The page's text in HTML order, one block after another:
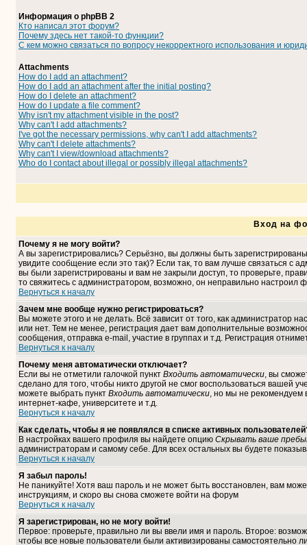
Информация о phpBB 2
Кто написал этот форум?
Почему здесь нет такой-то функции?
С кем можно связаться по вопросу некорректного использования и
Attachments
How do I add an attachment?
How do I add an attachment after the initial posting?
How do I delete an attachment?
How do I update a file comment?
Why isn't my attachment visible in the post?
Why can't I add attachments?
I've got the necessary permissions, why can't I add attachments?
Why can't I delete attachments?
Why can't I view/download attachments?
Who do I contact about illegal or possibly illegal attachments?
Вход на
Почему я не могу войти?
А вы зарегистрировались? Серьёзно, вы должны быть
увидите сообщение если это так)? Если так, то вам лучше связаться с
вы были зарегистрированы и вам не закрыли доступ, то проверьте,
то свяжитесь с администратором, возможно, он неправильно настроил
Вернуться к началу
Зачем мне вообще нужно регистрироваться?
Вы можете этого и не делать. Всё зависит от того, как
или нет. Тем не менее, регистрация дает вам дополнительные
сообщения, отправка e-mail, участие в группах и т.д. Регистрация
Вернуться к началу
Почему меня автоматически отключает?
Если вы не отметили галочкой пункт Входить автоматически, вы
сделано для того, чтобы никто другой не смог воспользоваться вашей
можете выбрать пункт Входить автоматически, но мы не рекомендуем
интернет-кафе, университете и т.д.
Вернуться к началу
Как сделать, чтобы я не появлялся в списке активных
В настройках вашего профиля вы найдете опцию Скрывать ваше
администраторам и самому себе. Для всех остальных вы будете
Вернуться к началу
Я забыл пароль!
Не паникуйте! Хотя ваш пароль и не может быть восстановлен, вам
инструкциям, и скоро вы снова сможете войти на форум
Вернуться к началу
Я зарегистрирован, но не могу войти!
Первое: проверьте, правильно ли вы ввели имя и пароль. Второе:
чтобы все новые пользователи были активизированы самостоятельно